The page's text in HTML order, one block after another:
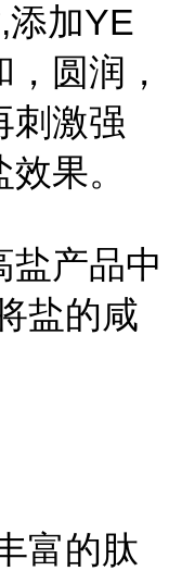
添加YE
圆润，
刺激强
果。
盐产品中
盐的咸
富的肽